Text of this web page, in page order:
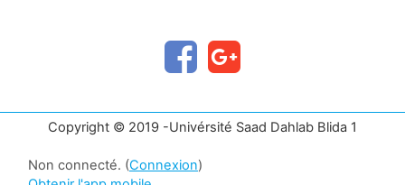
Copyright © 2019 -Univérsité Saad Dahlab Blida 1
Non connecté. (Connexion)